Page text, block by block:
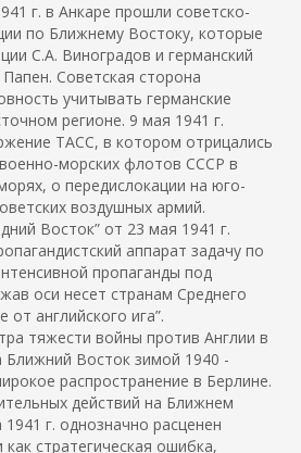
г. в Анкаре прошли советско-
по Ближнему Востоку, которые
С.А. Виноградов и германский
Советская сторона
учитывать германские
регионе. 9 мая 1941 г.
ТАСС, в котором отрицались
морских флотов СССР в
о передислокации на юго-
воздушных армий.
Восток” от 23 мая 1941 г.
аппарат задачу по
пропаганды под
оси несет странам Среднего
английского ига”.
тяжести войны против Англии в
Восток зимой 1940 -
распространение в Берлине.
действий на Ближнем
г. однозначно расценен
стратегическая ошибка,